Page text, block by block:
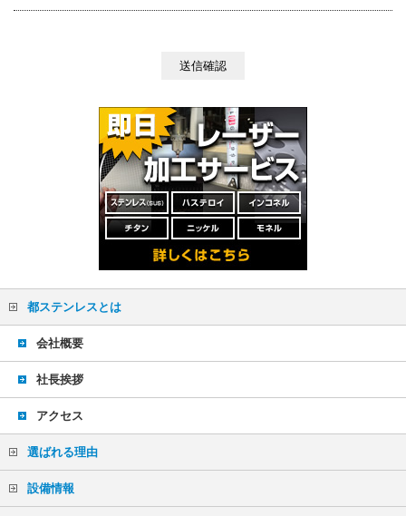
都ステンレスとは
会社概要
社長挨拶
アクセス
選ばれる理由
設備情報